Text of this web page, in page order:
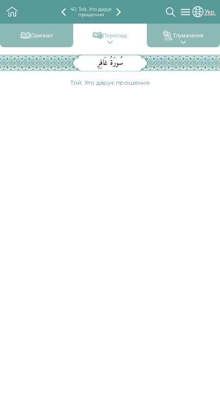
40. Той, Хто дарує
прощення
Укр.
Оригінал Переклад Тлумачення
سُورَةُ غَافِرِ
Той, Хто дарує прощення